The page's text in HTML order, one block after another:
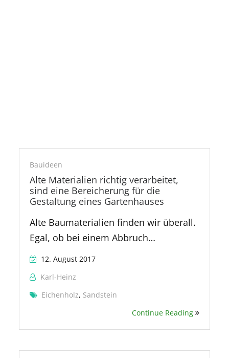
Eichenholz
Bauideen
Alte Materialien richtig verarbeitet,
sind eine Bereicherung für die
Gestaltung eines Gartenhauses
Alte Baumaterialien finden wir überall.
Egal, ob bei einem Abbruch…
12. August 2017
Karl-Heinz
Eichenholz, Sandstein
Continue Reading